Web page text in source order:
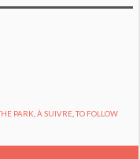
PARK,À SUIVRE,TO FOLLOW